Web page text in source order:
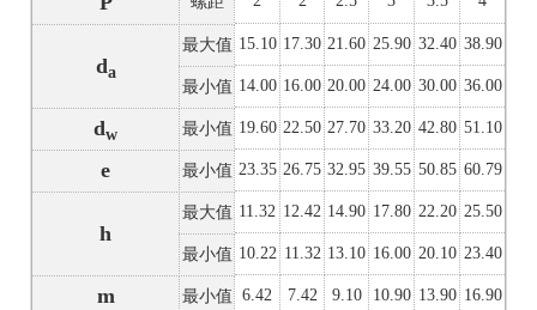
da
最大值
最小值
dw 最小值
e 最小值
h
最大值
最小值
m 最小值
15.10 17.30 21.60 25.90 32.40 38.90
14.00 16.00 20.00 24.00 30.00 36.00
19.60 22.50 27.70 33.20 42.80 51.10
23.35 26.75 32.95 39.55 50.85 60.79
11.32 12.42 14.90 17.80 22.20 25.50
10.22 11.32 13.10 16.00 20.10 23.40
6.42 7.42 9.10 10.90 13.90 16.90